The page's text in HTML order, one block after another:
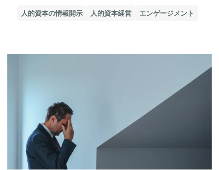
人的資本の情報開示 人的資本経営 エンゲージメント